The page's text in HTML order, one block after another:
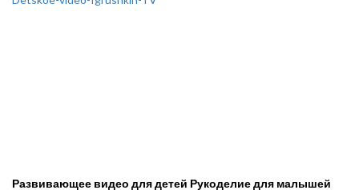
Развивающее видео для детей Рукоделие для малышей